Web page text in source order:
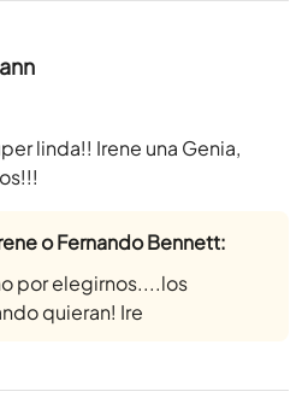
linda!! Irene una Genia,
o Fernando Bennett:
por elegirnos....los
quieran! Ire